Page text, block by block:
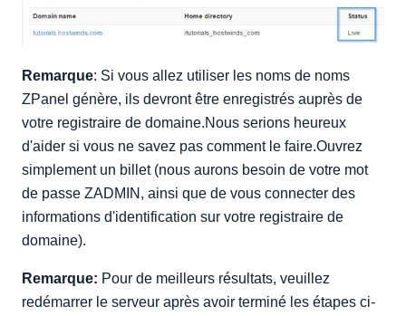
Remarque: Si vous allez utiliser les noms de noms
ZPanel génère, ils devront être enregistrés auprès de
votre registraire de domaine.Nous serions heureux
d'aider si vous ne savez pas comment le faire.Ouvrez
simplement un billet (nous aurons besoin de votre mot
de passe ZADMIN, ainsi que de vous connecter des
informations d'identification sur votre registraire de
domaine).
Remarque: Pour de meilleurs résultats, veuillez
redémarrer le serveur après avoir terminé les étapes ci-